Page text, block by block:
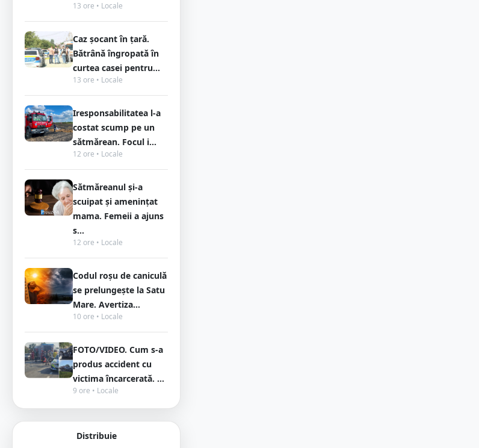
13 ore • Locale
Caz șocant în țară.
Bătrână îngropată în
curtea casei pentru...
13 ore • Locale
Iresponsabilitatea l-a
costat scump pe un
sătmărean. Focul i...
12 ore • Locale
Sătmăreanul și-a
scuipat și amenințat
mama. Femeii a ajuns
s...
12 ore • Locale
Codul roșu de caniculă
se prelungește la Satu
Mare. Avertiza...
10 ore • Locale
FOTO/VIDEO. Cum s-a
produs accident cu
victima încarcerată. ...
9 ore • Locale
Distribuie